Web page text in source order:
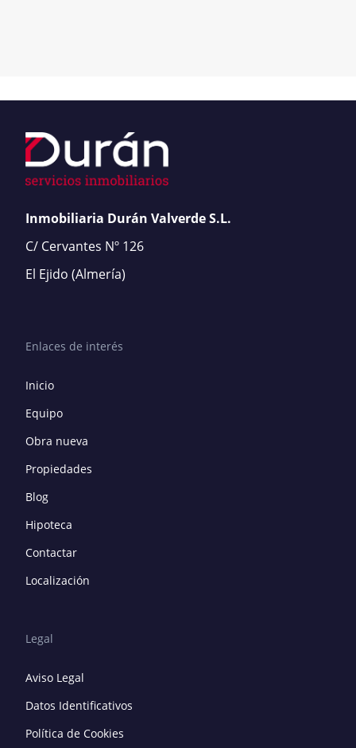
Inmobiliaria Durán Valverde S.L.
C/ Cervantes Nº 126
El Ejido (Almería)
Enlaces de interés
Inicio
Equipo
Obra nueva
Propiedades
Blog
Hipoteca
Contactar
Localización
Legal
Aviso Legal
Datos Identificativos
Política de Cookies